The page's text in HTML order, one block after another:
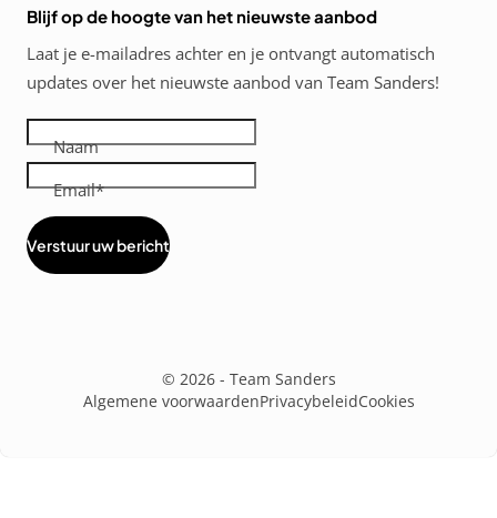
Blijf op de hoogte van het nieuwste aanbod
Laat je e-mailadres achter en je ontvangt automatisch
updates over het nieuwste aanbod van Team Sanders!
Naam
Email
Verstuur uw bericht
© 2026 - Team Sanders
Algemene voorwaardenPrivacybeleidCookies